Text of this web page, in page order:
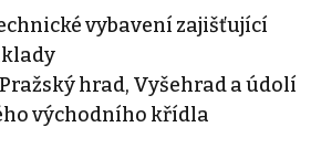
vybavení zajišťující
hrad, Vyšehrad a údolí
východního křídla